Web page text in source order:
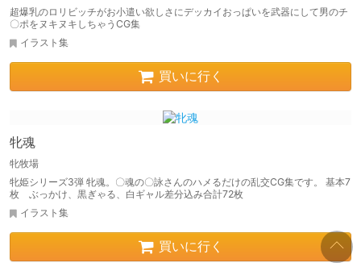
超爆乳のロリビッチがお小遣い欲しさにデッカイおっぱいを武器にして男のチ
〇ポをヌキヌキしちゃうCG集
イラスト集
買いに行く
牝魂
牝牧場
牝姫シリーズ3弾 牝魂。〇魂の〇詠さんのハメるだけの乱交CG集です。 基本7
枚 ぶっかけ、黒ぎゃる、白ギャル差分込み合計72枚
イラスト集
買いに行く